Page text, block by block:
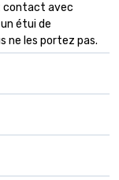
contact avec
étui de
ne les portez pas.